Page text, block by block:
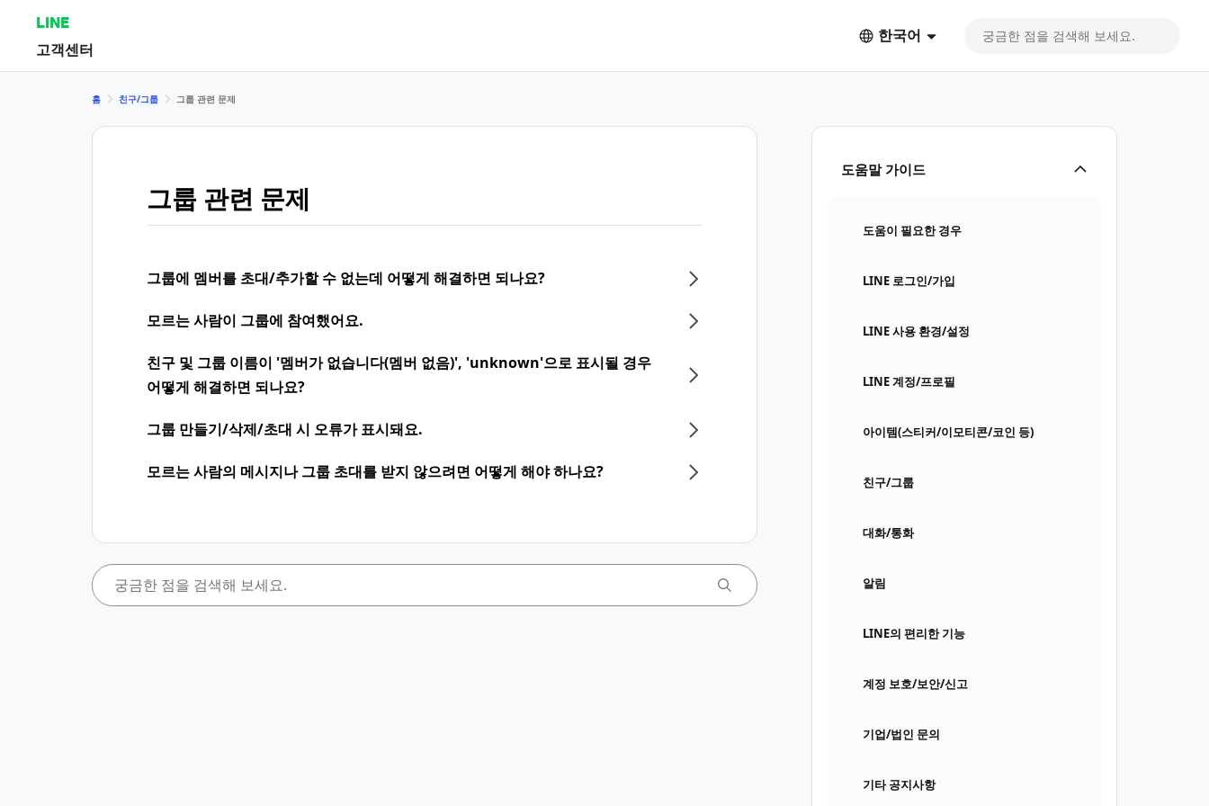
LINE
고객센터
한국어
도움말 가이드
도움이 필요한 경우
LINE 로그인/가입
LINE 사용 환경/설정
LINE 계정/프로필
아이템(스티커/이모티콘/코인 등)
친구/그룹
대화/통화
알림
LINE의 편리한 기능
계정 보호/보안/신고
기업/법인 문의
기타 공지사항
홈 친구/그룹 그룹 관련 문제
그룹 관련 문제
그룹에 멤버를 초대/추가할 수 없는데 어떻게 해결하면 되나요?
모르는 사람이 그룹에 참여했어요.
친구 및 그룹 이름이 '멤버가 없습니다(멤버 없음)', 'unknown'으로 표시될 경우
어떻게 해결하면 되나요?
그룹 만들기/삭제/초대 시 오류가 표시돼요.
모르는 사람의 메시지나 그룹 초대를 받지 않으려면 어떻게 해야 하나요?